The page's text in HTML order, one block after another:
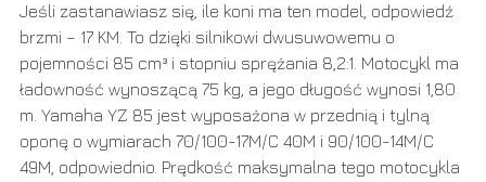
Jeśli zastanawiasz się, ile koni ma ten model, odpowiedź
brzmi – 17 KM. To dzięki silnikowi dwusuwowemu o
pojemności 85 cm³ i stopniu sprężania 8,2:1. Motocykl ma
ładowność wynoszącą 75 kg, a jego długość wynosi 1,80
m. Yamaha YZ 85 jest wyposażona w przednią i tylną
oponę o wymiarach 70/100-17M/C 40M i 90/100-14M/C
49M, odpowiednio. Prędkość maksymalna tego motocykla